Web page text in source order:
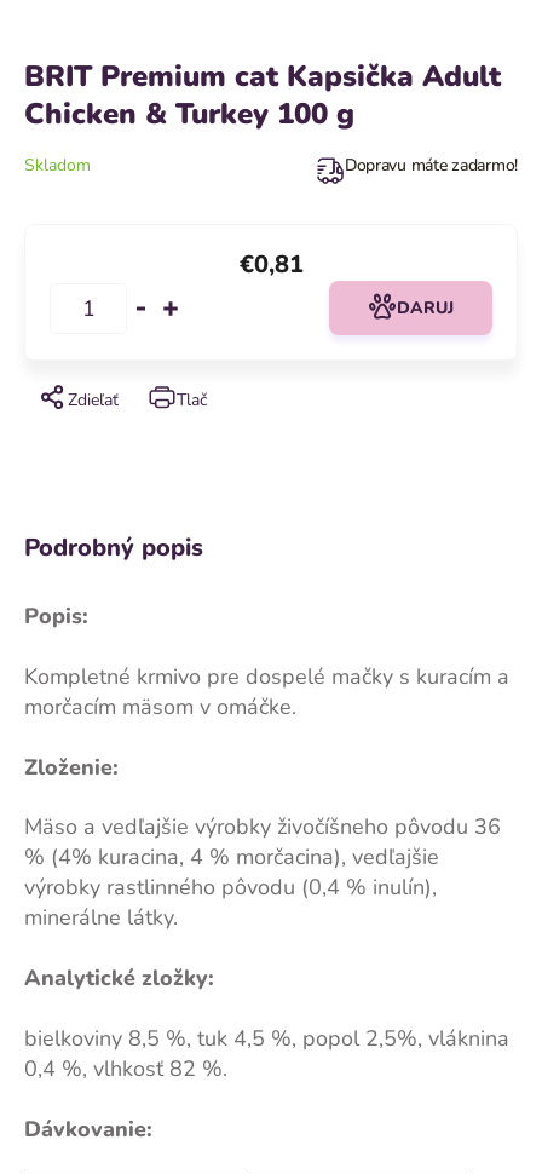
BRIT Premium cat Kapsička Adult
Chicken & Turkey 100 g
Tlač
Zdieľať
Skladom Dopravu máte zadarmo!
€0,81
DARUJ
Podrobný popis
Popis:
Kompletné krmivo pre dospelé mačky s kuracím a
morčacím mäsom v omáčke.
Zloženie:
Mäso a vedľajšie výrobky živočíšneho pôvodu 36
% (4% kuracina, 4 % morčacina), vedľajšie
výrobky rastlinného pôvodu (0,4 % inulín),
minerálne látky.
Analytické zložky:
bielkoviny 8,5 %, tuk 4,5 %, popol 2,5%, vláknina
0,4 %, vlhkosť 82 %.
Dávkovanie: